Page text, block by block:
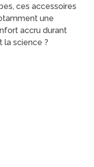
ces accessoires
une
accru durant
la science ?